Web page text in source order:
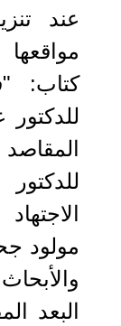
عند
كتاب:
للدكتور
مولود
البعد